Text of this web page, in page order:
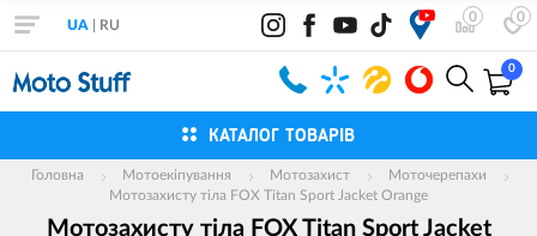
0 0
UA RU
0
КАТАЛОГ ТОВАРІВ
Головна Мотоекіпування Мотозахист
Моточерепахи
Мотозахисту тіла FOX Titan Sport Jacket Orange
Мотозахисту тіла FOX Titan Sport Jacket